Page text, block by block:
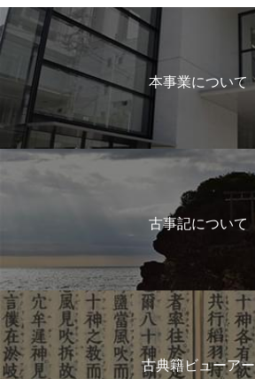
本事業について
古事記について
古典籍ビューアー